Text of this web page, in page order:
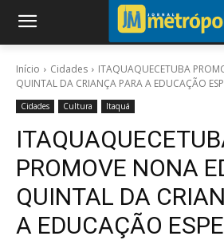
Início Cidades
ITAQUAQUECETUBA
QUINTAL DA CRIANÇA PARA A EDUCAÇÃO
Cidades Cultura Itaquá
PROMOVE NONA
QUINTAL DA
A EDUCAÇÃO